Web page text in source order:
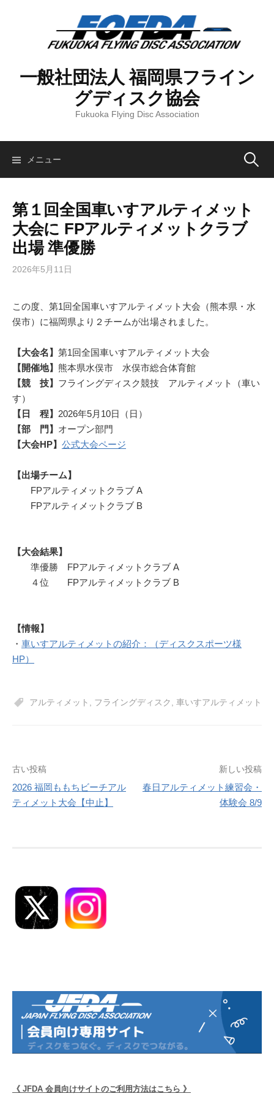
一般社団法人 福岡県フライン
グディスク協会
Fukuoka Flying Disc Association
メニュー 検
第１回全国車いすアルティメット
大会に FPアルティメットクラブ
出場 準優勝
2026年5月11日
この度、第1回全国車いすアルティメット大会（熊本県・水
俣市）に福岡県より２チームが出場されました。
【大会名】 第1回全国車いすアルティメット大会
【開催地】 熊本県水俣市 水俣市総合体育館
【競 技】 フライングディスク競技 アルティメット（車い
す）
【日 程】 2026年5月10日（日）
【部 門】 オープン部門
【大会HP】 公式大会ページ
【出場チーム】
FPアルティメットクラブ A
FPアルティメットクラブ B
【大会結果】
準優勝 FPアルティメットクラブ A
４位 FPアルティメットクラブ B
【情報】
・ 車いすアルティメットの紹介：（ディスクスポーツ様
HP）
アルティメット フライングディスク 車いすアルティメット
投
稿
ー
シ
ョ
古い投稿
2026 福岡ももちビーチアル
ティメット大会【中止】
新しい投稿
春日アルティメット練習会・
体験会 8/9
《 JFDA 会員向けサイトのご利用方法はこちら 》